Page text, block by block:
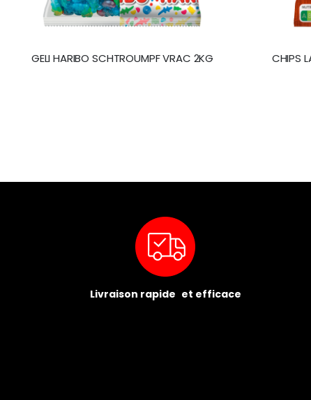
GELI HARIBO SCHTROUMPF VRAC 2KG CHIPS
Livraison rapide et efficace